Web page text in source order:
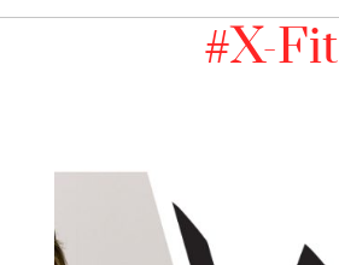
#X-Fit